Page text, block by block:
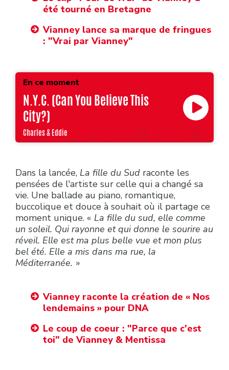
été tourné en Bretagne
Vianney lance sa marque de fringues
: "Vrai par Vianney"
En ce moment
N.Y.C. (Can You Believe This
City?)
Charles & Eddie
Dans la lancée, La fille du Sud raconte les
pensées de l'artiste sur celle qui a changé sa
vie. Une ballade au piano, romantique,
buccolique et douce à souhait où il partage ce
moment unique. « La fille du sud, elle comme
un soleil. Qui rayonne et qui donne le sourire au
réveil. Elle est ma plus belle vue et mon plus
bel été. Elle a mis dans ma rue, la
Méditerranée. »
Vianney raconte la création de « Nos
lendemains » pour DNA
Le coup de coeur : "Parce que c'est
toi" de Vianney & Mentissa